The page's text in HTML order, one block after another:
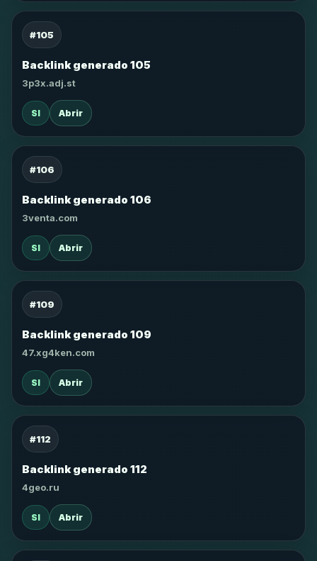
#105
Backlink generado 105
3p3x.adj.st
SI Abrir
#106
Backlink generado 106
3venta.com
SI Abrir
#109
Backlink generado 109
47.xg4ken.com
SI Abrir
#112
Backlink generado 112
4geo.ru
SI Abrir